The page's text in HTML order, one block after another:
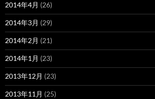
2014年4月 (26)
2014年3月 (29)
2014年2月 (21)
2014年1月 (23)
2013年12月 (23)
2013年11月 (25)